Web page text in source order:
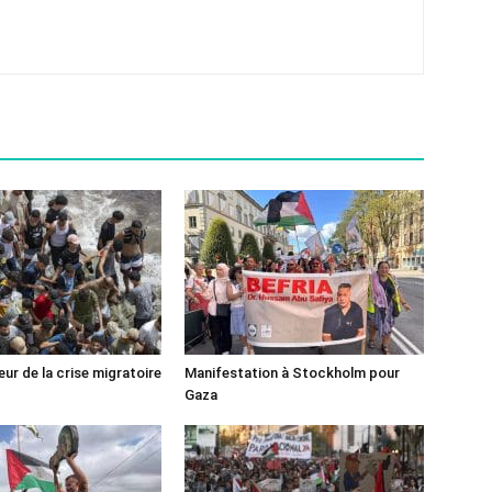
de la crise migratoire
Manifestation à Stockholm pour
Gaza